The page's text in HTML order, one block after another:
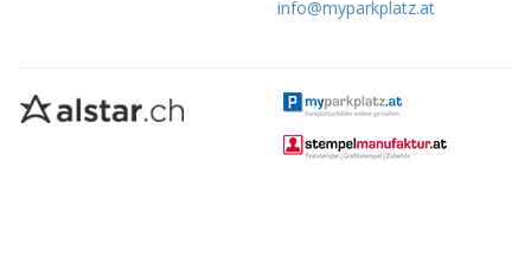
info@myparkplatz.at